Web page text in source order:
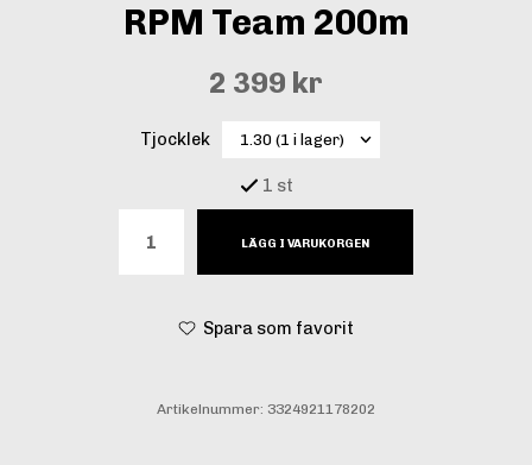
RPM Team 200m
2 399 kr
Tjocklek
1 st
LÄGG I VARUKORGEN
Spara som favorit
Artikelnummer: 3324921178202